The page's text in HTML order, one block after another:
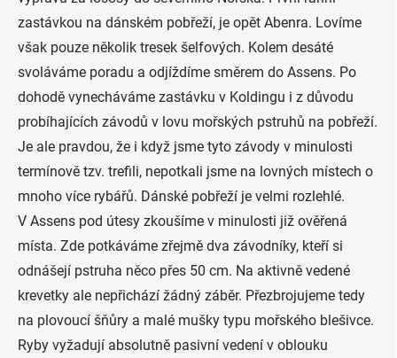
zastávkou na dánském pobřeží, je opět Abenra. Lovíme
však pouze několik tresek šelfových. Kolem desáté
svoláváme poradu a odjíždíme směrem do Assens. Po
dohodě vynecháváme zastávku v Koldingu i z důvodu
probíhajících závodů v lovu mořských pstruhů na pobřeží.
Je ale pravdou, že i když jsme tyto závody v minulosti
termínově tzv. trefili, nepotkali jsme na lovných místech o
mnoho více rybářů. Dánské pobřeží je velmi rozlehlé.
V Assens pod útesy zkoušíme v minulosti již ověřená
místa. Zde potkáváme zřejmě dva závodníky, kteří si
odnášejí pstruha něco přes 50 cm. Na aktivně vedené
krevetky ale nepřichází žádný záběr. Přezbrojujeme tedy
na plovoucí šňůry a malé mušky typu mořského blešivce.
Ryby vyžadují absolutně pasivní vedení v oblouku